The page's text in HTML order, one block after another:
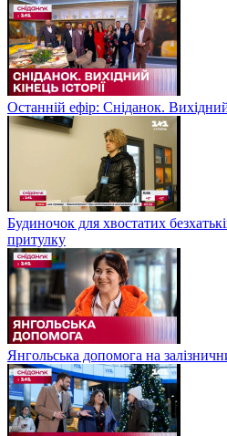
Останній ефір: Сніданок.
Будиночок для хвостатих
притулку
Янгольська допомога на